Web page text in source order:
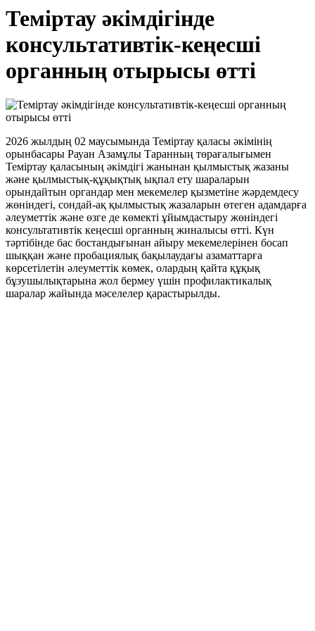
Теміртау әкімдігінде
консультативтік-кеңесші
органның отырысы өтті
2026 жылдың 02 маусымында Теміртау қаласы әкімінің
орынбасары Рауан Азамұлы Таранның төрағалығымен
Теміртау қаласының әкімдігі жанынан қылмыстық жазаны
және қылмыстық-құқықтық ықпал ету шараларын
орындайтын органдар мен мекемелер қызметіне жәрдемдесу
жөніндегі, сондай-ақ қылмыстық жазаларын өтеген адамдарға
әлеуметтік және өзге де көмекті ұйымдастыру жөніндегі
консультативтік кеңесші органның жиналысы өтті. Күн
тәртібінде бас бостандығынан айыру мекемелерінен босап
шыққан және пробациялық бақылаудағы азаматтарға
көрсетілетін әлеуметтік көмек, олардың қайта құқық
бұзушылықтарына жол бермеу үшін профилактикалық
шаралар жайында мәселелер қарастырылды.